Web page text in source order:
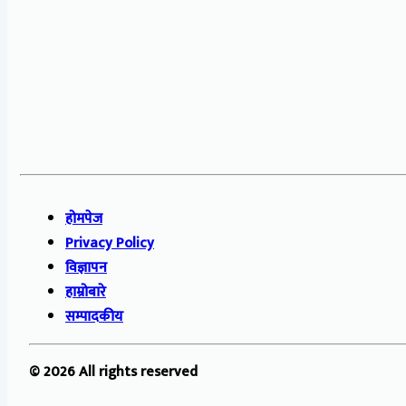
होमपेज
Privacy Policy
विज्ञापन
हाम्रोबारे
सम्पादकीय
© 2026 All rights reserved